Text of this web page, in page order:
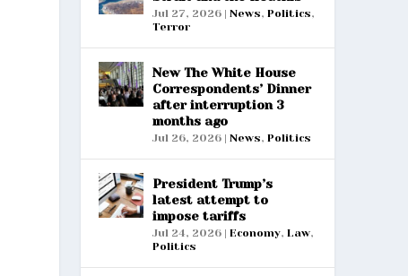
Jul 27, 2026| News, Politics,
Terror
New The White House
Correspondents’ Dinner
after interruption 3
months ago
Jul 26, 2026| News, Politics
President Trump’s
latest attempt to
impose tariffs
Jul 24, 2026| Economy, Law,
Politics